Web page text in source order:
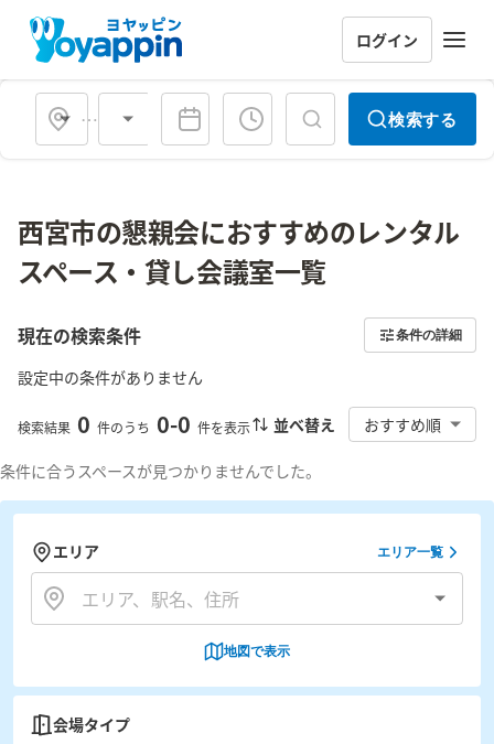
ログイン
会場タイプ 検索する
西宮市の懇親会におすすめのレンタル
スペース・貸し会議室一覧
現在の検索条件 条件の詳細
設定中の条件がありません
検索結果 0 件のうち 0-0 件を表示 並べ替え おすすめ順
条件に合うスペースが見つかりませんでした。
エリア エリア一覧
地図で表示
会場タイプ